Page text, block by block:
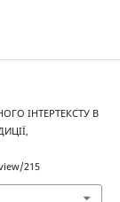
ІНТЕPТЕКСТУ В
215